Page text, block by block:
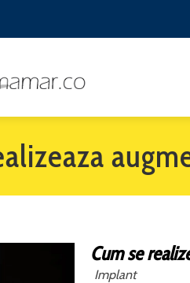
Cum se
Implant